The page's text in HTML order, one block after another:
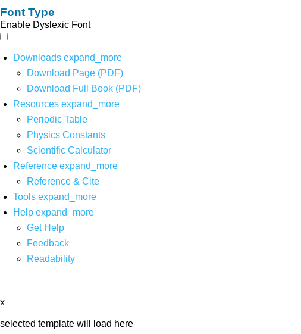
Font Type
Enable Dyslexic Font
Downloads expand_more
Download Page (PDF)
Download Full Book (PDF)
Resources expand_more
Periodic Table
Physics Constants
Scientific Calculator
Reference expand_more
Reference & Cite
Tools expand_more
Help expand_more
Get Help
Feedback
Readability
x
selected template will load here